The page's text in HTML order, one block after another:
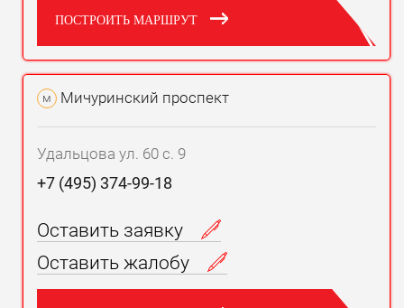
ПОСТРОИТЬ МАРШРУТ
м Мичуринский проспект
Удальцова ул. 60 с. 9
+7 (495) 374-99-18
Оставить заявку
Оставить жалобу